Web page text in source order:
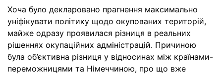
Хоча було декларовано прагнення максимально
уніфікувати політику щодо окупованих територій,
майже одразу проявилася різниця в реальних
рішеннях окупаційних адміністрацій. Причиною
була об’єктивна різниця у відносинах між країнами-
переможницями та Німеччиною, про що вже